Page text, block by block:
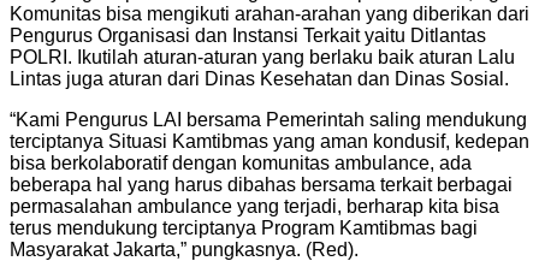
Komunitas bisa mengikuti arahan-arahan yang diberikan dari
Pengurus Organisasi dan Instansi Terkait yaitu Ditlantas
POLRI. Ikutilah aturan-aturan yang berlaku baik aturan Lalu
Lintas juga aturan dari Dinas Kesehatan dan Dinas Sosial.
“Kami Pengurus LAI bersama Pemerintah saling mendukung
terciptanya Situasi Kamtibmas yang aman kondusif, kedepan
bisa berkolaboratif dengan komunitas ambulance, ada
beberapa hal yang harus dibahas bersama terkait berbagai
permasalahan ambulance yang terjadi, berharap kita bisa
terus mendukung terciptanya Program Kamtibmas bagi
Masyarakat Jakarta,” pungkasnya. (Red).